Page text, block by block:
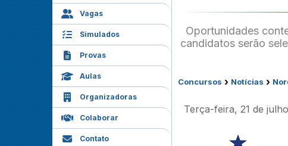
Vagas
Simulados
Provas
Aulas
Organizadoras
Colaborar
Contato
Oportunidades
candidatos serão
Concursos › Notícias ›
Terça-feira, 21 de